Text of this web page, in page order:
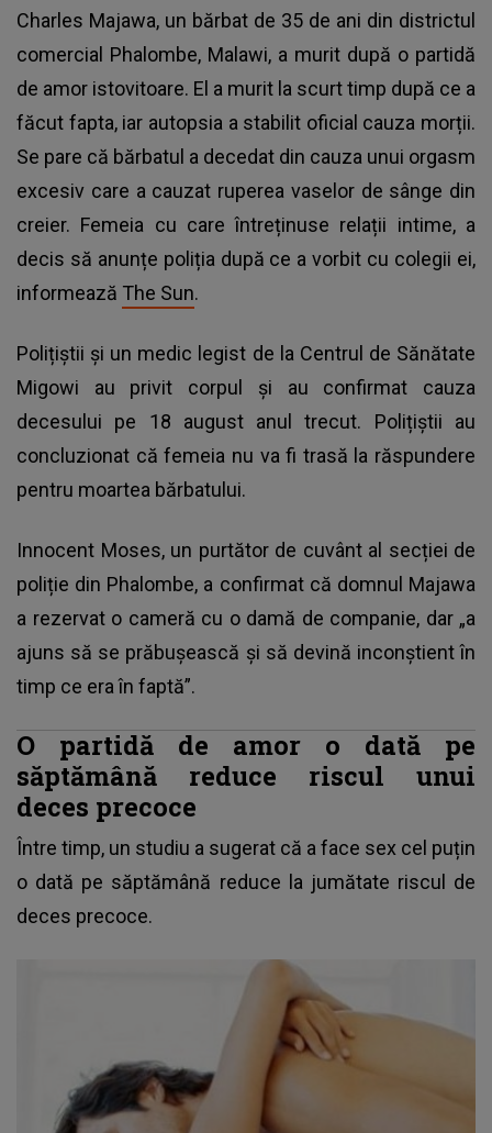
Charles Majawa, un bărbat de 35 de ani din districtul
comercial Phalombe, Malawi, a murit după o partidă
de amor istovitoare. El a murit la scurt timp după ce a
făcut fapta, iar autopsia a stabilit oficial cauza morții.
Se pare că bărbatul a decedat din cauza unui orgasm
excesiv care a cauzat ruperea vaselor de sânge din
creier. Femeia cu care întreținuse relații intime, a
decis să anunțe poliția după ce a vorbit cu colegii ei,
informează The Sun.
Polițiștii și un medic legist de la Centrul de Sănătate
Migowi au privit corpul și au confirmat cauza
decesului pe 18 august anul trecut. Polițiștii au
concluzionat că femeia nu va fi trasă la răspundere
pentru moartea bărbatului.
Innocent Moses, un purtător de cuvânt al secției de
poliție din Phalombe, a confirmat că domnul Majawa
a rezervat o cameră cu o damă de companie, dar „a
ajuns să se prăbușească și să devină inconștient în
timp ce era în faptă”.
O partidă de amor o dată pe
săptămână reduce riscul unui
deces precoce
Între timp, un studiu a sugerat că a face sex cel puțin
o dată pe săptămână reduce la jumătate riscul de
deces precoce.